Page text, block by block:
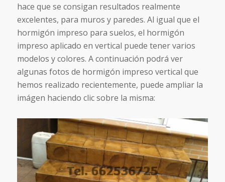
hace que se consigan resultados realmente
excelentes, para muros y paredes. Al igual que el
hormigón impreso para suelos, el hormigón
impreso aplicado en vertical puede tener varios
modelos y colores. A continuación podrá ver
algunas fotos de hormigón impreso vertical que
hemos realizado recientemente, puede ampliar la
imágen haciendo clic sobre la misma: